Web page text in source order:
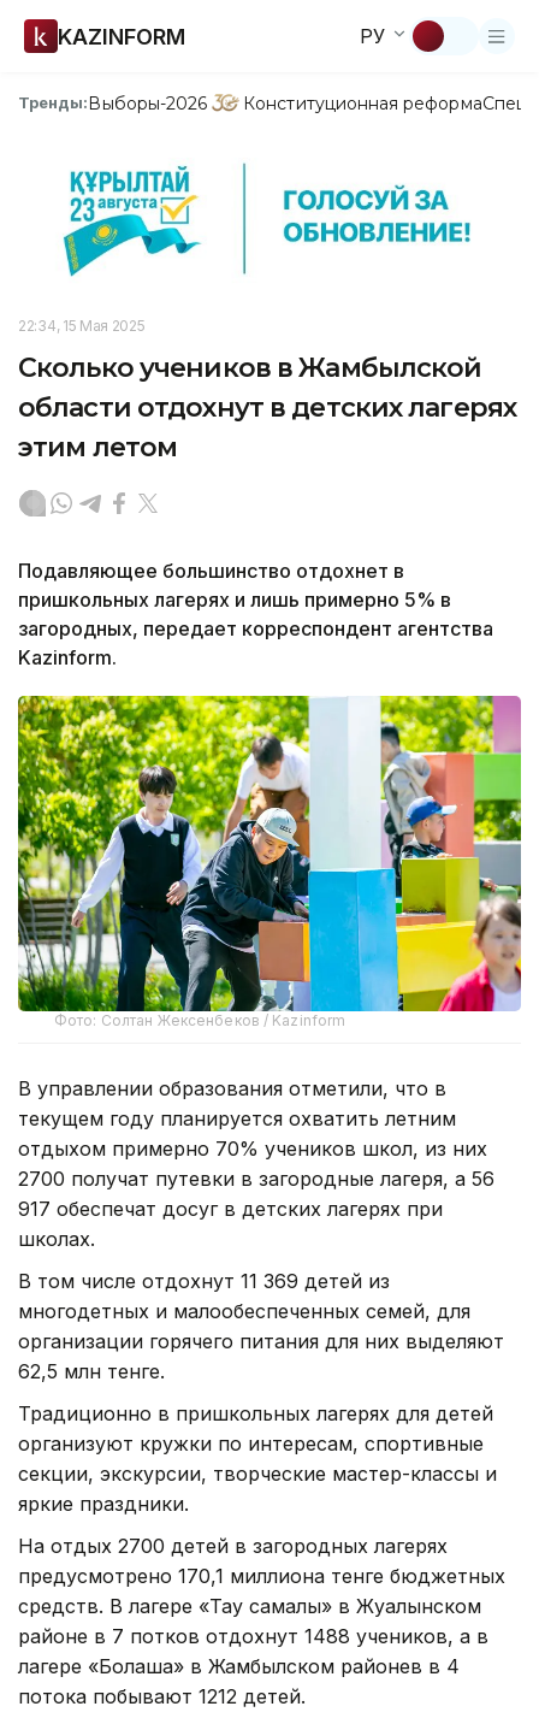
KAZINFORM РУ
Тренды:Выборы-2026 Конституционная реформа
22:34, 15 Мая 2025
Сколько учеников в Жамбылской
области отдохнут в детских лагерях
этим летом
Подавляющее большинство отдохнет в
пришкольных лагерях и лишь примерно 5% в
загородных, передает корреспондент агентства
Kazinform.
Фото: Солтан Жексенбеков / Kazinform
В управлении образования отметили, что в
текущем году планируется охватить летним
отдыхом примерно 70% учеников школ, из них
2700 получат путевки в загородные лагеря, а 56
917 обеспечат досуг в детских лагерях при
школах.
В том числе отдохнут 11 369 детей из
многодетных и малообеспеченных семей, для
организации горячего питания для них выделяют
62,5 млн тенге.
Традиционно в пришкольных лагерях для детей
организуют кружки по интересам, спортивные
секции, экскурсии, творческие мастер-классы и
яркие праздники.
На отдых 2700 детей в загородных лагерях
предусмотрено 170,1 миллиона тенге бюджетных
средств. В лагере «Тау самалы» в Жуалынском
районе в 7 потков отдохнут 1488 учеников, а в
лагере «Болашақ» в Жамбылском районев в 4
потока побывают 1212 детей.